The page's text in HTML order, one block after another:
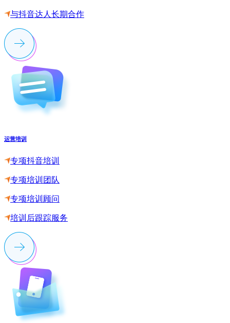
与抖音达人长期合作
运营培训
专项抖音培训
专项培训团队
专项培训顾问
培训后跟踪服务